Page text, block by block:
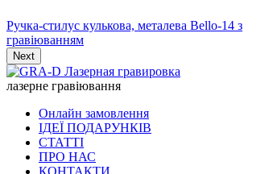
Ручка-стилус кулькова, металева Bello-19 з
гравіюванням
Next
лазерне гравіювання
Онлайн замовлення
ІДЕЇ ПОДАРУНКІВ
СТАТТІ
ПРО НАС